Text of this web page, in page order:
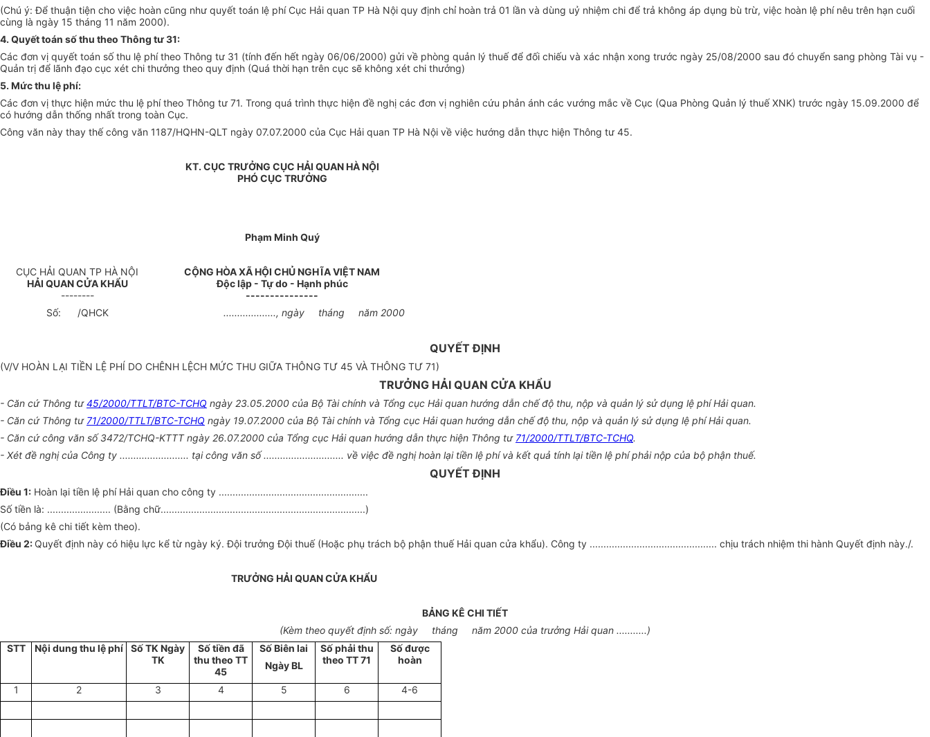
(Chú ý: Để thuận tiện cho việc hoàn cũng như quyết toán lệ phí Cục Hải quan TP Hà Nội quy định chỉ hoàn trả 01 lần và dùng uỷ nhiệm chi để trả không áp dụng bù trừ, việc hoàn lệ phí nêu trên hạn cuối
cùng là ngày 15 tháng 11 năm 2000).
4. Quyết toán số thu theo Thông tư 31:
Các đơn vị quyết toán số thu lệ phí theo Thông tư 31 (tính đến hết ngày 06/06/2000) gửi về phòng quản lý thuế để đối chiếu và xác nhận xong trước ngày 25/08/2000 sau đó chuyển sang phòng Tài vụ -
Quản trị để lãnh đạo cục xét chi thưởng theo quy định (Quá thời hạn trên cục sẽ không xét chi thưởng)
5. Mức thu lệ phí:
Các đơn vị thực hiện mức thu lệ phí theo Thông tư 71. Trong quá trình thực hiện đề nghị các đơn vị nghiên cứu phản ánh các vướng mắc về Cục (Qua Phòng Quản lý thuế XNK) trước ngày 15.09.2000 để
có hướng dẫn thống nhất trong toàn Cục.
Công văn này thay thế công văn 1187/HQHN-QLT ngày 07.07.2000 của Cục Hải quan TP Hà Nội về việc hướng dẫn thực hiện Thông tư 45.
KT. CỤC TRƯỞNG CỤC HẢI QUAN HÀ NỘI
PHÓ CỤC TRƯỞNG
Phạm Minh Quý
CỤC HẢI QUAN TP HÀ NỘI
HẢI QUAN CỬA KHẨU
--------
CỘNG HÒA XÃ HỘI CHỦ NGHĨA VIỆT NAM
Độc lập - Tự do - Hạnh phúc
---------------
Số: /QHCK
..................., ngày tháng năm 2000
QUYẾT ĐỊNH
(V/V HOÀN LẠI TIỀN LỆ PHÍ DO CHÊNH LỆCH MỨC THU GIỮA THÔNG TƯ 45 VÀ THÔNG TƯ 71)
TRƯỞNG HẢI QUAN CỬA KHẨU
- Căn cứ Thông tư45/2000/TTLT/BTC-TCHQ ngày 23.05.2000 của Bộ Tài chính và Tổng cục Hải quan hướng dẫn chế độ thu, nộp và quản lý sử dụng lệ phí Hải quan.
- Căn cứ Thông tư 71/2000/TTLT/BTC-TCHQ ngày 19.07.2000 của Bộ Tài chính và Tổng cục Hải quan hướng dẫn chế độ thu, nộp và quản lý sử dụng lệ phí Hải quan.
- Căn cứ công văn số 3472/TCHQ-KTTT ngày 26.07.2000 của Tổng cục Hải quan hướng dẫn thực hiện Thông tư 71/2000/TTLT/BTC-TCHQ.
- Xét đề nghị của Công ty ......................... tại công văn số ............................. về việc đề nghị hoàn lại tiền lệ phí và kết quả tính lại tiền lệ phí phải nộp của bộ phận thuế.
QUYẾT ĐỊNH
Điều 1: Hoàn lại tiền lệ phí Hải quan cho công ty ......................................................
Số tiền là: ....................... (Bằng chữ..........................................................................)
(Có bảng kê chi tiết kèm theo).
Điều 2: Quyết định này có hiệu lực kể từ ngày ký. Đội trưởng Đội thuế (Hoặc phụ trách bộ phận thuế Hải quan cửa khẩu). Công ty .............................................. chịu trách nhiệm thi hành Quyết định này./.
TRƯỞNG HẢI QUAN CỬA KHẨU
BẢNG KÊ CHI TIẾT
(Kèm theo quyết định số: ngày tháng năm 2000 của trưởng Hải quan ...........)
STT
Nội dung thu lệ phí
Số TK Ngày
TK
Số tiền đã
thu theo TT
45
Số Biên lai
Ngày BL
Số phải thu
theo TT 71
Số được
hoàn
1 2 3 4 5 6 4-6